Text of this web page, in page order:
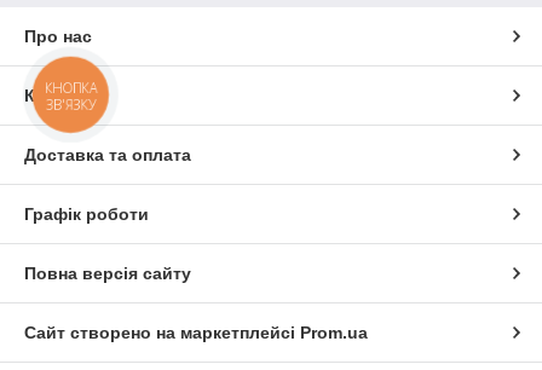
Про нас
Контакти
Доставка та оплата
Графік роботи
Повна версія сайту
Сайт створено на маркетплейсі Prom.ua
КНОПКА
ЗВ'ЯЗКУ